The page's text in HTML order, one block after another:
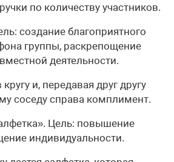
по количеству участников.
создание благоприятного
группы, раскрепощение
деятельности.
и, передавая друг другу
соседу справа комплимент.
Цель: повышение
индивидуальности.